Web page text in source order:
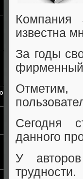
Компания
известна
За годы
фирменный
Сегодня
данного
У
трудности.